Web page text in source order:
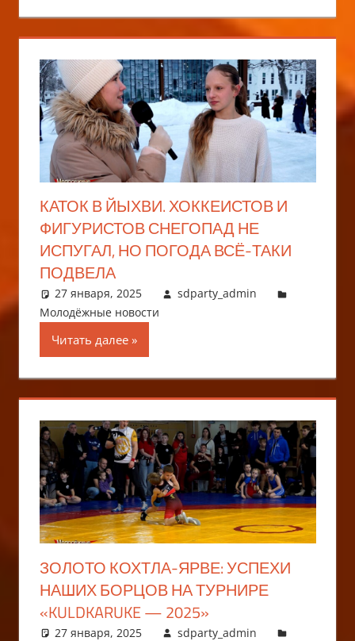
КАТОК В ЙЫХВИ. ХОККЕИСТОВ И
ФИГУРИСТОВ СНЕГОПАД НЕ
ИСПУГАЛ, НО ПОГОДА ВСЁ-ТАКИ
ПОДВЕЛА
27 января, 2025
sdparty_admin
Молодёжные новости
Читать далее
ЗОЛОТО КОХТЛА-ЯРВЕ: УСПЕХИ
НАШИХ БОРЦОВ НА ТУРНИРЕ
«KULDKARUKE — 2025»
27 января, 2025
sdparty_admin